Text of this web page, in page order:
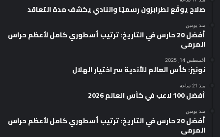
صلاح يوقّع لطرابزون رسميًا والنادي يكشف مدة التعاقد
منذ يومين
أفضل 20 حارس في التاريخ: ترتيب أسطوري كامل لأعظم حراس
المرمى
أغسطس 14, 2025
نونيز: كأس العالم للأندية سر اختيار الهلال
منذ 21 ساعة
أفضل 100 لاعب في كأس العالم 2026
منذ يومين
أفضل 20 حارس في التاريخ: ترتيب أسطوري كامل لأعظم حراس
المرمى